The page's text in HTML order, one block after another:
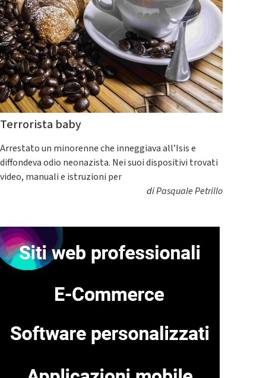
Terrorista baby
Arrestato un minorenne che inneggiava all’Isis e
diffondeva odio neonazista. Nei suoi dispositivi trovati
video, manuali e istruzioni per
diPasquale Petrillo